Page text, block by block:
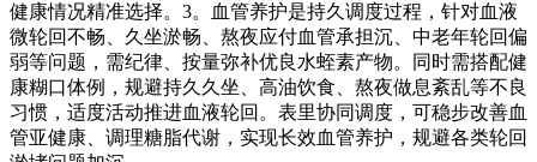
健康情况精准选择。3。血管养护是持久调度过程，针对血液
微轮回不畅、久坐淤畅、熬夜应付血管承担沉、中老年轮回偏
弱等问题，需纪律、按量弥补优良水蛭素产物。同时需搭配健
康糊口体例，规避持久久坐、高油饮食、熬夜做息紊乱等不良
习惯，适度活动推进血液轮回。表里协同调度，可稳步改善血
管亚健康、调理糖脂代谢，实现长效血管养护，规避各类轮回